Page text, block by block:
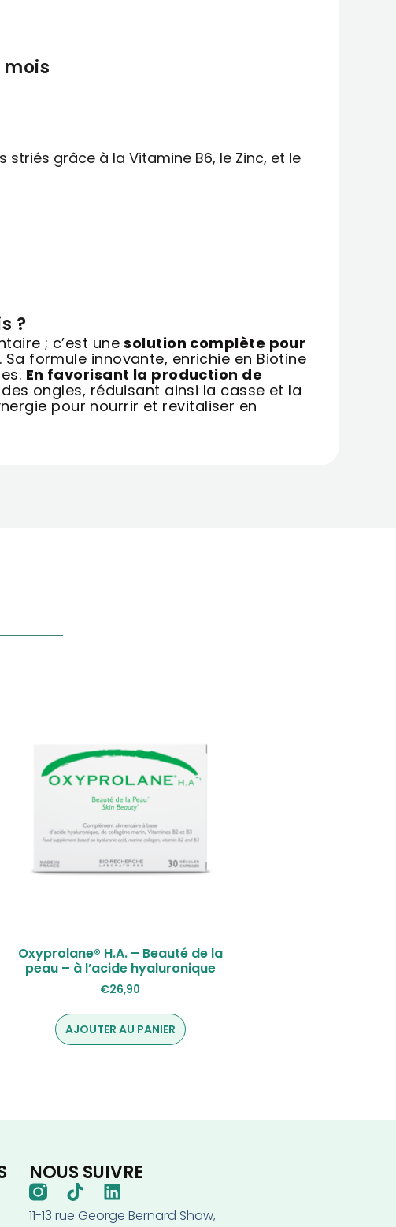
mois
grâce à la Vitamine B6, le Zinc, et le
?
; c’est unesolution complète pour
. Sa formule innovante, enrichie en Biotine
En favorisant la production de
ongles, réduisant ainsi la casse et la
pour nourrir et revitaliser en
Oxyprolane® H.A. – Beauté de la
peau – à l’acide hyaluronique
€26,90
AJOUTER AU PANIER
NOUS SUIVRE
11-13 rue George Bernard Shaw,